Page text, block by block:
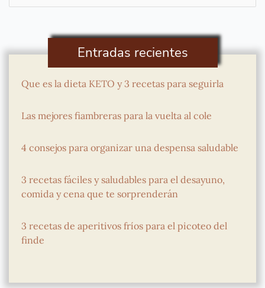
por:
Entradas recientes
Que es la dieta KETO y 3 recetas para seguirla
Las mejores fiambreras para la vuelta al cole
4 consejos para organizar una despensa saludable
3 recetas fáciles y saludables para el desayuno,
comida y cena que te sorprenderán
3 recetas de aperitivos fríos para el picoteo del
finde